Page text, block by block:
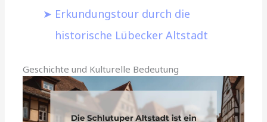
Erkundungstour durch die
historische Lübecker Altstadt
Geschichte und Kulturelle Bedeutung